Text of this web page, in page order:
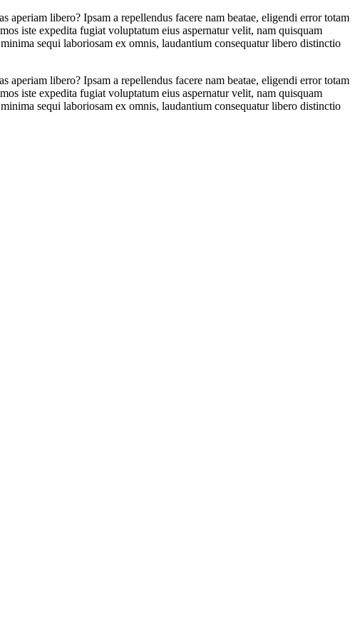
libero? Ipsam a repellendus facere nam beatae, eligendi error totam
iste expedita fugiat voluptatum eius aspernatur velit, nam quisquam
sequi laboriosam ex omnis, laudantium consequatur libero distinctio
libero? Ipsam a repellendus facere nam beatae, eligendi error totam
iste expedita fugiat voluptatum eius aspernatur velit, nam quisquam
sequi laboriosam ex omnis, laudantium consequatur libero distinctio